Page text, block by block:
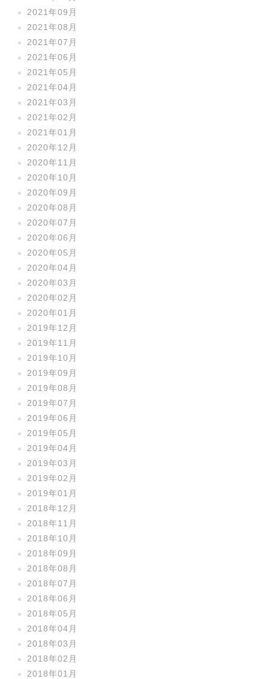
2021年09月
2021年08月
2021年07月
2021年06月
2021年05月
2021年04月
2021年03月
2021年02月
2021年01月
2020年12月
2020年11月
2020年10月
2020年09月
2020年08月
2020年07月
2020年06月
2020年05月
2020年04月
2020年03月
2020年02月
2020年01月
2019年12月
2019年11月
2019年10月
2019年09月
2019年08月
2019年07月
2019年06月
2019年05月
2019年04月
2019年03月
2019年02月
2019年01月
2018年12月
2018年11月
2018年10月
2018年09月
2018年08月
2018年07月
2018年06月
2018年05月
2018年04月
2018年03月
2018年02月
2018年01月